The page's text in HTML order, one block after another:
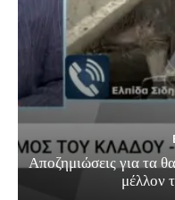
Αποζημιώσεις για τα
μέλλον